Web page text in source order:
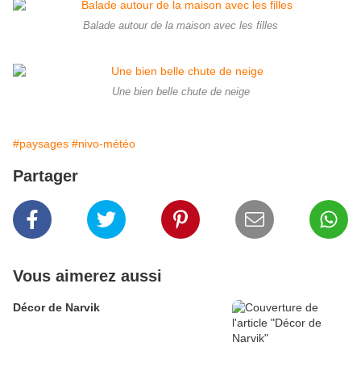
Balade autour de la maison avec les filles
Une bien belle chute de neige
#paysages #nivo-météo
Partager
Vous aimerez aussi
Décor de Narvik